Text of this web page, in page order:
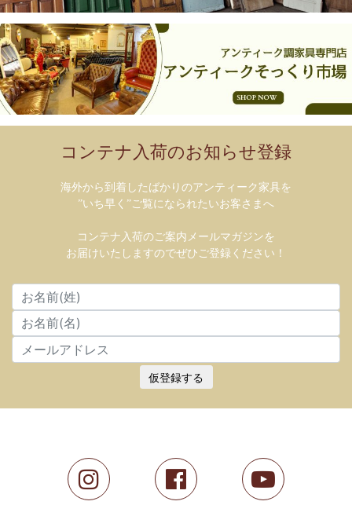
コンテナ入荷のお知らせ登録
海外から到着したばかりのアンティーク家具を
”いち早く”ご覧になられたいお客さまへ
コンテナ入荷のご案内メールマガジンを
お届けいたしますのでぜひご登録ください！
仮登録する